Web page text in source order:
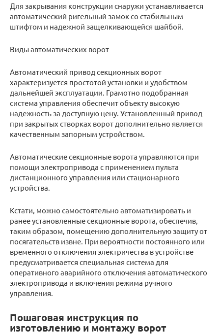
Для закрывания конструкции снаружи устанавливается
автоматический ригельный замок со стабильным
штифтом и надежной защелкивающейся шайбой.
Виды автоматических ворот
Автоматический привод секционных ворот
характеризуется простотой установки и удобством
дальнейшей эксплуатации. Грамотно подобранная
система управления обеспечит объекту высокую
надежность за доступную цену. Установленный привод
при закрытых створках ворот дополнительно является
качественным запорным устройством.
Автоматические секционные ворота управляются при
помощи электропривода с применением пульта
дистанционного управления или стационарного
устройства.
Кстати, можно самостоятельно автоматизировать и
ранее установленные секционные ворота, обеспечив,
таким образом, помещению дополнительную защиту от
посягательств извне. При вероятности постоянного или
временного отключения электричества в устройстве
предусматривается специальная система для
оперативного аварийного отключения автоматического
электропривода и включения режима ручного
управления.
Пошаговая инструкция по
изготовлению и монтажу ворот